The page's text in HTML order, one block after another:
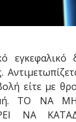
εγκεφαλικό
είτε με
ΤΟ ΝΑ
ΝΑ